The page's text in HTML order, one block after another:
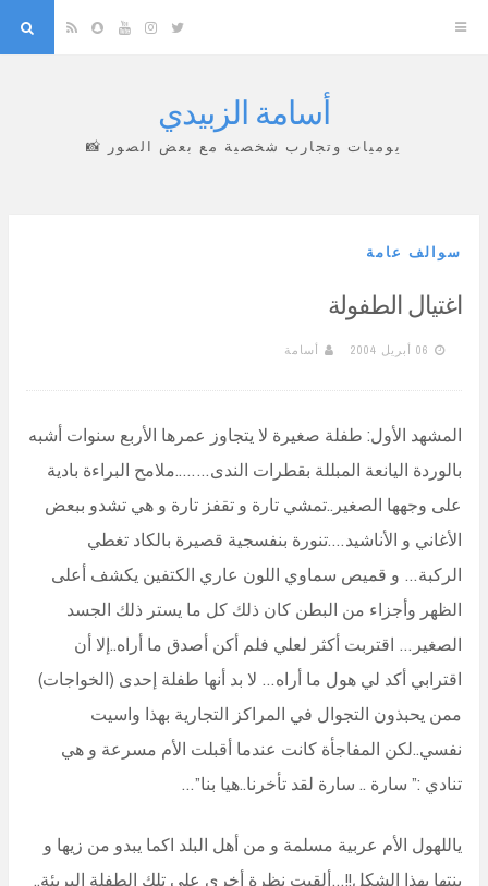
Twitter
Instagram
YouTube
Snapchat
RSS
أسامة الزبيدي
يوميات وتجارب شخصية مع بعض الصور 📸
سوالف عامة
اغتيال الطفولة
06 أبريل 2004 أسامة
المشهد الأول: طفلة صغيرة لا يتجاوز عمرها الأربع سنوات أشبه
بالوردة اليانعة المبللة بقطرات الندى……..ملامح البراءة بادية
على وجهها الصغير..تمشي تارة و تقفز تارة و هي تشدو ببعض
الأغاني و الأناشيد….تنورة بنفسجية قصيرة بالكاد تغطي
الركبة… و قميص سماوي اللون عاري الكتفين يكشف أعلى
الظهر وأجزاء من البطن كان ذلك كل ما يستر ذلك الجسد
الصغير… اقتربت أكثر لعلي فلم أكن أصدق ما أراه..إلا أن
اقترابي أكد لي هول ما أراه… لا بد أنها طفلة إحدى (الخواجات)
ممن يحبذون التجوال في المراكز التجارية بهذا واسيت
نفسي..لكن المفاجأة كانت عندما أقبلت الأم مسرعة و هي
تنادي :” سارة .. سارة لقد تأخرنا..هيا بنا”…
ياللهول الأم عربية مسلمة و من أهل البلد اكما يبدو من زيها و
بنتها بهذا الشكل!!…ألقيت نظرة أخرى على تلك الطفلة البريئة..